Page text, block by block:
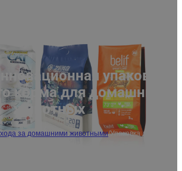
упаковка
корма для домашних
животных
за домашними животными/Упаковка для сухих